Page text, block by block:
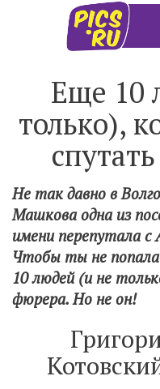
Еще 10
только),
Не так давно в
Машкова одна из
имени перепутала
Чтобы ты не попала
10 людей (и не
фюрера. Но не он!